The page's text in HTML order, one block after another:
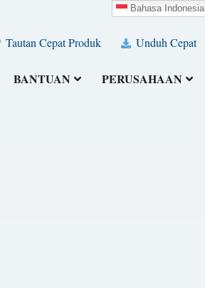
Tautan Cepat Produk Unduh Cepat
BANTUAN PERUSAHAAN
Bahasa Indonesia